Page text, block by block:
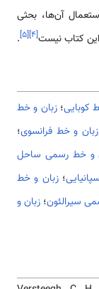
آن­‌‌‌‌ها، بحثی
کتاب نیست[۴]
[۵]
.
کوبایی؛زبان و خط
زبان و خط فرانسوی؛
و خط رسمی ساحل
؛زبان و خط
سیرالئون؛ زبان و